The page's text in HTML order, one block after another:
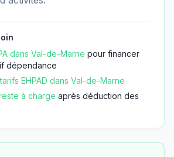
dans Val-de-Marne pour financer
dépendance
EHPAD dans Val-de-Marne
à charge après déduction des